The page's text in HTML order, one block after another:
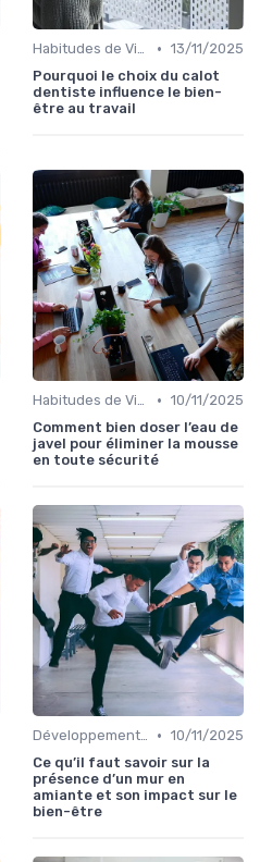
Habitudes de Vie Saines • 13/11/2025
Pourquoi le choix du calot
dentiste influence le bien-
être au travail
Habitudes de Vie Saines • 10/11/2025
Comment bien doser l’eau de
javel pour éliminer la mousse
en toute sécurité
Développement Durable et Bien-être • 10/11/2025
Ce qu’il faut savoir sur la
présence d’un mur en
amiante et son impact sur le
bien-être